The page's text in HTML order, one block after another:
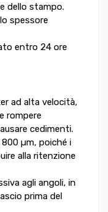
dello stampo.
spessore
entro 24 ore
ad alta velocità,
rompere
cedimenti.
µm, poiché i
alla ritenzione
agli angoli, in
prima del